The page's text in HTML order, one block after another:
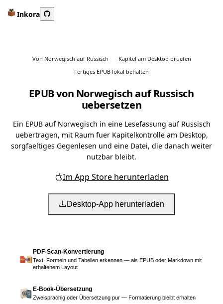
Inkora
Von Norwegisch auf Russisch
Kapitel am Desktop pruefen
Fertiges EPUB lokal behalten
EPUB von Norwegisch auf Russisch
uebersetzen
Ein EPUB auf Norwegisch in eine Lesefassung auf Russisch
uebertragen, mit Raum fuer Kapitelkontrolle am Desktop,
sorgfaeltiges Gegenlesen und eine Datei, die danach weiter
nutzbar bleibt.
Im App Store herunterladen
Desktop-App herunterladen
PDF-Scan-Konvertierung
Text, Formeln und Tabellen erkennen — als EPUB oder Markdown mit
erhaltenem Layout
E-Book-Übersetzung
Zweisprachig oder Übersetzung pur — Formatierung bleibt erhalten